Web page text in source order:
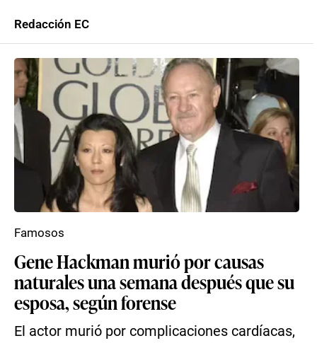
Redacción EC
Gene Hackman murió por causas
naturales una semana después que su
esposa, según forense
El actor murió por complicaciones cardíacas,
Famosos